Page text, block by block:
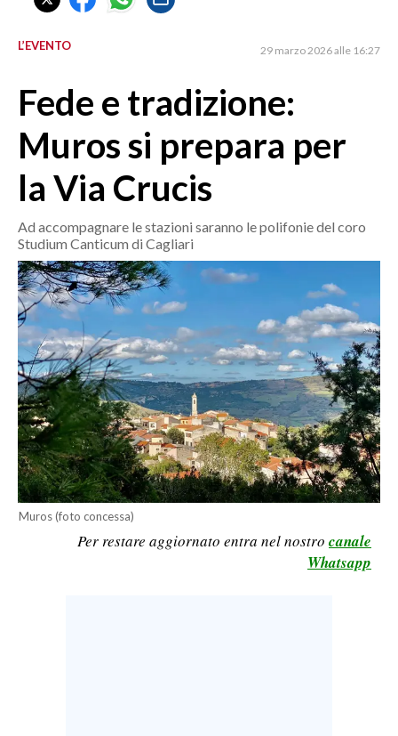
SULCIS IGLESIENTE
ORISTANO E PROVINCIA
GALLURA
NUORO E PROVINCIA
OGLIASTRA
AGENDA
CRONACA
ITALIA
MONDO
POLITICA
ECONOMIA
SERVIZI ALLE IMPRESE
LAVORO
BANDI
L’EVENTO 29 marzo 2026 alle 16:27
Fede e tradizione:
Muros si prepara per
la Via Crucis
Ad accompagnare le stazioni saranno le polifonie del coro
Studium Canticum di Cagliari
Muros (foto concessa)
Per restare aggiornato entra nel nostro canale
Whatsapp